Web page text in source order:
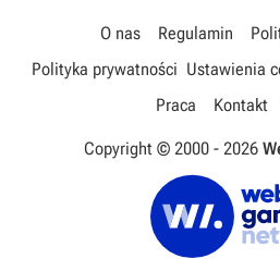
O nas Regulamin
Polityka prywatności Ustawienia
Praca
Kontakt
Copyright © 2000 - 2026